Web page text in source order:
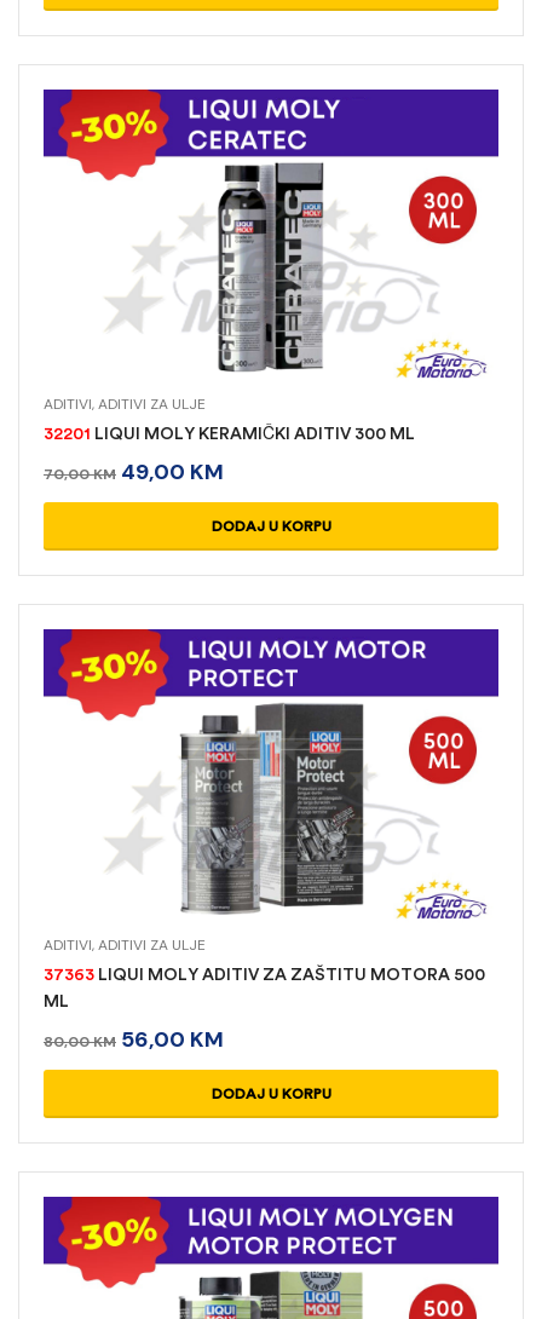
ADITIVI,ADITIVI ZA ULJE
32201 LIQUI MOLY KERAMIČKI ADITIV 300 ML
70,00KM 49,00 KM
DODAJ U KORPU
ADITIVI,ADITIVI ZA ULJE
37363 LIQUI MOLY ADITIV ZA ZAŠTITU MOTORA 500
ML
80,00KM 56,00 KM
DODAJ U KORPU